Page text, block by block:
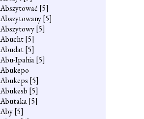
Abszytować [5]
Abszytowany[5]
Abszytowy[5]
Abucht[5]
Abudat[5]
Abu-Ipahia[5]
Abukepo
Abukeps [5]
Abukesb [5]
Abutaka[5]
Aby[5]